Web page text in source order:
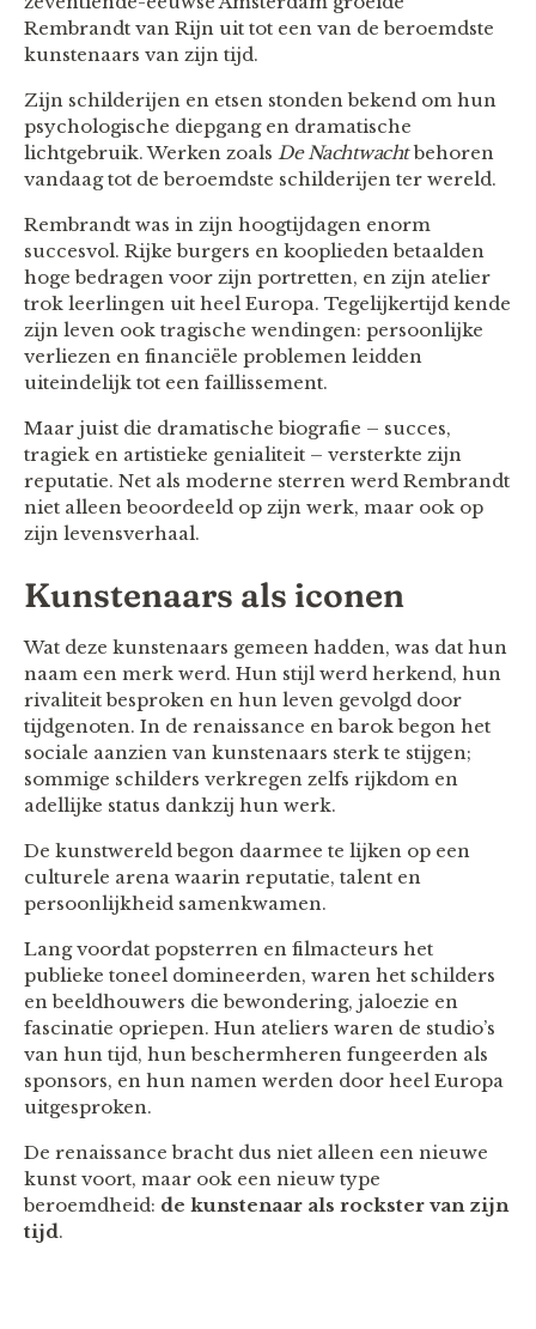
Rembrandt van Rijn uit tot een van de beroemdste
kunstenaars van zijn tijd.
Zijn schilderijen en etsen stonden bekend om hun
psychologische diepgang en dramatische
lichtgebruik. Werken zoals De Nachtwachtbehoren
vandaag tot de beroemdste schilderijen ter wereld.
Rembrandt was in zijn hoogtijdagen enorm
succesvol. Rijke burgers en kooplieden betaalden
hoge bedragen voor zijn portretten, en zijn atelier
trok leerlingen uit heel Europa. Tegelijkertijd kende
zijn leven ook tragische wendingen: persoonlijke
verliezen en financiële problemen leidden
uiteindelijk tot een faillissement.
Maar juist die dramatische biografie – succes,
tragiek en artistieke genialiteit – versterkte zijn
reputatie. Net als moderne sterren werd Rembrandt
niet alleen beoordeeld op zijn werk, maar ook op
zijn levensverhaal.
Kunstenaars als iconen
Wat deze kunstenaars gemeen hadden, was dat hun
naam een merk werd. Hun stijl werd herkend, hun
rivaliteit besproken en hun leven gevolgd door
tijdgenoten. In de renaissance en barok begon het
sociale aanzien van kunstenaars sterk te stijgen;
sommige schilders verkregen zelfs rijkdom en
adellijke status dankzij hun werk.
De kunstwereld begon daarmee te lijken op een
culturele arena waarin reputatie, talent en
persoonlijkheid samenkwamen.
Lang voordat popsterren en filmacteurs het
publieke toneel domineerden, waren het schilders
en beeldhouwers die bewondering, jaloezie en
fascinatie opriepen. Hun ateliers waren de studio’s
van hun tijd, hun beschermheren fungeerden als
sponsors, en hun namen werden door heel Europa
uitgesproken.
De renaissance bracht dus niet alleen een nieuwe
kunst voort, maar ook een nieuw type
beroemdheid: de kunstenaar als rockster van zijn
tijd.